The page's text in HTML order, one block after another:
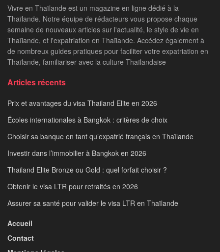
Vivre en Thaïlande est un magazine en ligne dédié à la
Thaïlande. Notre équipe de rédacteurs vous propose chaque
semaine de nouveaux articles sur l'actualité, le style de vie en
Thaïlande, et l'expatriation en Thaïlande. Accédez également à
de nombreux guides pratiques pour faciliter votre expatriation en
Thaïlande, familiariser avec la culture Thaïlandaise
Articles récents
Prix et avantages du visa Thailand Elite en 2026
Écoles internationales à Bangkok : critères de choix
Choisir sa banque en tant qu’expatrié français en Thaïlande
Investir dans l’immobilier à Bangkok en 2026
Thailand Elite Bronze ou Gold : quel forfait choisir ?
Obtenir le visa LTR pour retraités en 2026
Assurer sa santé pour valider le visa LTR en Thaïlande
Accueil
Contact